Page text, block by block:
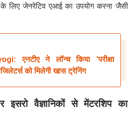
के लिए जेनरेटिव एआई का उपयोग करना जैसी
एनटीए ने लॉन्च किया 'परीक्षा
को मिलेगी खास ट्रेनिंग
वैज्ञानिकों से मेंटरशिप का